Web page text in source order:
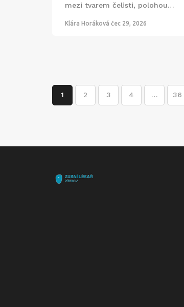
mezi tvarem čelisti, polohou
Klára Horáková čec 29, 2026
1 2 3 4 … 36